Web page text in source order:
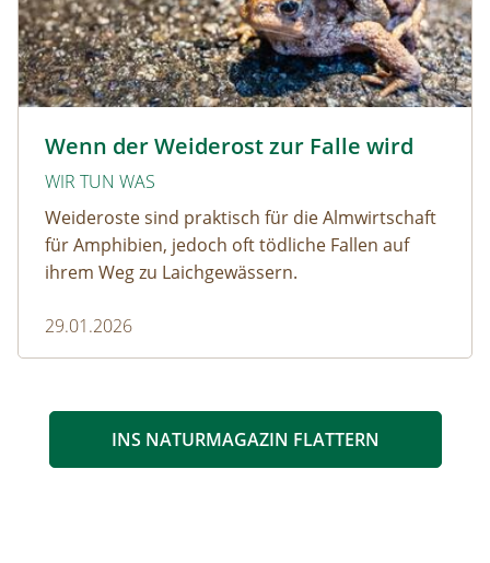
Wenn der Weiderost zur Falle wird
WIR TUN WAS
Weideroste sind praktisch für die Almwirtschaft
für Amphibien, jedoch oft tödliche Fallen auf
ihrem Weg zu Laichgewässern.
29.01.2026
INS NATURMAGAZIN FLATTERN